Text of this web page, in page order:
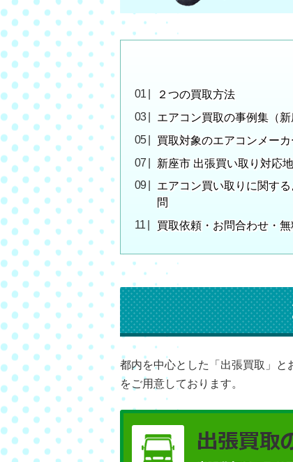
２つの買取方法
エアコン買取の事例集（新
買取対象のエアコンメー
新座市 出張買い取り対応
エアコン買い取りに関す
問
買取依頼・お問合わせ・無
都内を中心とした「出張買取」と
をご用意しております。